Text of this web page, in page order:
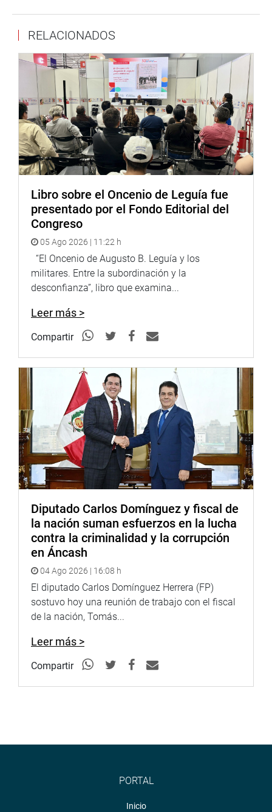
como fin reconocer a la expresión cultural más
emblemática y conocida del Perú a nivel mundial y que
su inscripción en la Lista coadyuve en su protección y
salvaguardia por parte del Estado.
Despacho del congresista Héctor Acuña
RELACIONADOS
Libro sobre el Oncenio de Leguía fue
presentado por el Fondo Editorial del
Congreso
05 Ago 2026 | 11:22 h
“El Oncenio de Augusto B. Leguía y los
militares. Entre la subordinación y la
desconfianza”, libro que examina...
Leer más >
Compartir
Diputado Carlos Domínguez y fiscal de
la nación suman esfuerzos en la lucha
contra la criminalidad y la corrupción
en Áncash
04 Ago 2026 | 16:08 h
El diputado Carlos Domínguez Herrera (FP)
sostuvo hoy una reunión de trabajo con el fiscal
de la nación, Tomás...
Leer más >
Compartir
PORTAL
Inicio